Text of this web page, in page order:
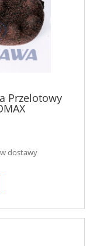
Przelotowy
dostawy